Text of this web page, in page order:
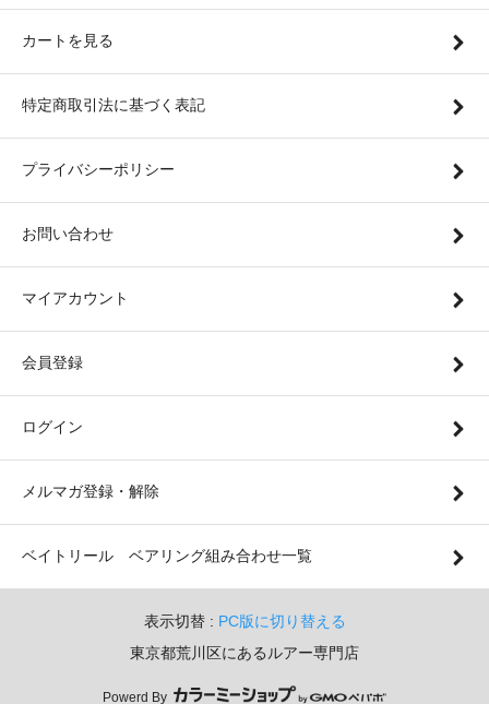
カートを見る
特定商取引法に基づく表記
プライバシーポリシー
お問い合わせ
マイアカウント
会員登録
ログイン
メルマガ登録・解除
ベイトリール ベアリング組み合わせ一覧
表示切替 : PC版に切り替える
東京都荒川区にあるルアー専門店
Powerd By